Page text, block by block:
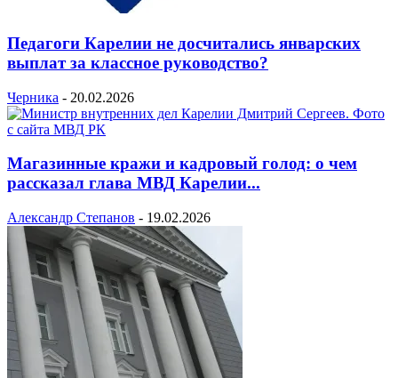
Педагоги Карелии не досчитались январских
выплат за классное руководство?
Черника - 20.02.2026
Магазинные кражи и кадровый голод: о чем
рассказал глава МВД Карелии...
Александр Степанов - 19.02.2026